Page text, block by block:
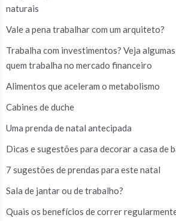
naturais
Vale a pena trabalhar com um arquiteto?
Trabalha com investimentos? Veja
quem trabalha no mercado financeiro
Alimentos que aceleram o metabolismo
Cabines de duche
Uma prenda de natal antecipada
Dicas e sugestões para decorar a casa de
7 sugestões de prendas para este natal
Sala de jantar ou de trabalho?
Quais os benefícios de correr